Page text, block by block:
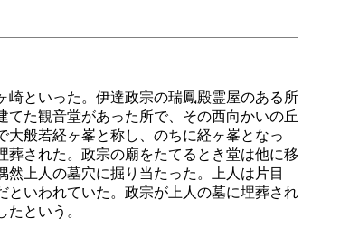
崎といった。伊達政宗の瑞鳳殿霊屋のある所
てた観音堂があった所で、その西向かいの丘
大般若経ヶ峯と称し、のちに経ヶ峯となっ
葬された。政宗の廟をたてるとき堂は他に移
然上人の墓穴に掘り当たった。上人は片目
といわれていた。政宗が上人の墓に埋葬され
という。